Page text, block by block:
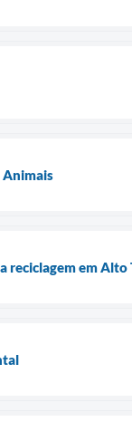
Animais
reciclagem em Alto